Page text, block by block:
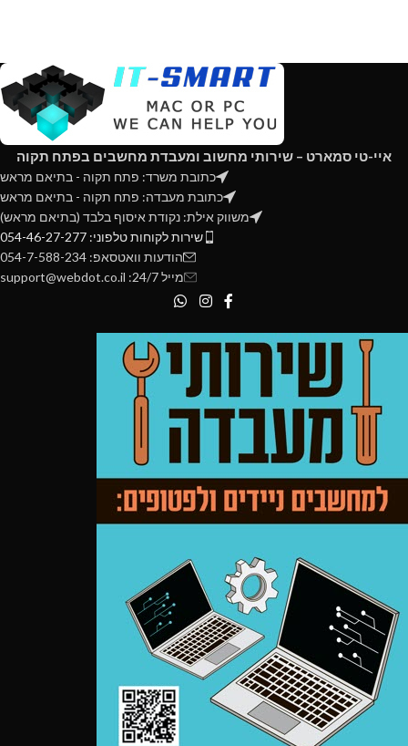
איי-טי סמארט – שירותי מחשוב ומעבדת מחשבים בפתח תקוה
כתובת משרד: פתח תקוה - בתיאם מראש
כתובת מעבדה: פתח תקוה - בתיאם מראש
משווק אילת: נקודת איסוף בלבד (בתיאם מראש)
שירות לקוחות טלפוני: 054-46-27-277
הודעות וואטסאפ: 054-7-588-234
מייל 24/7: support@webdot.co.il